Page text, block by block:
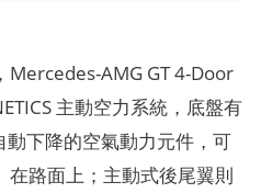
AMG GT 4-Door
主動空力系統，底盤有
下降的空氣動力元件，可
路面上；主動式後尾翼則